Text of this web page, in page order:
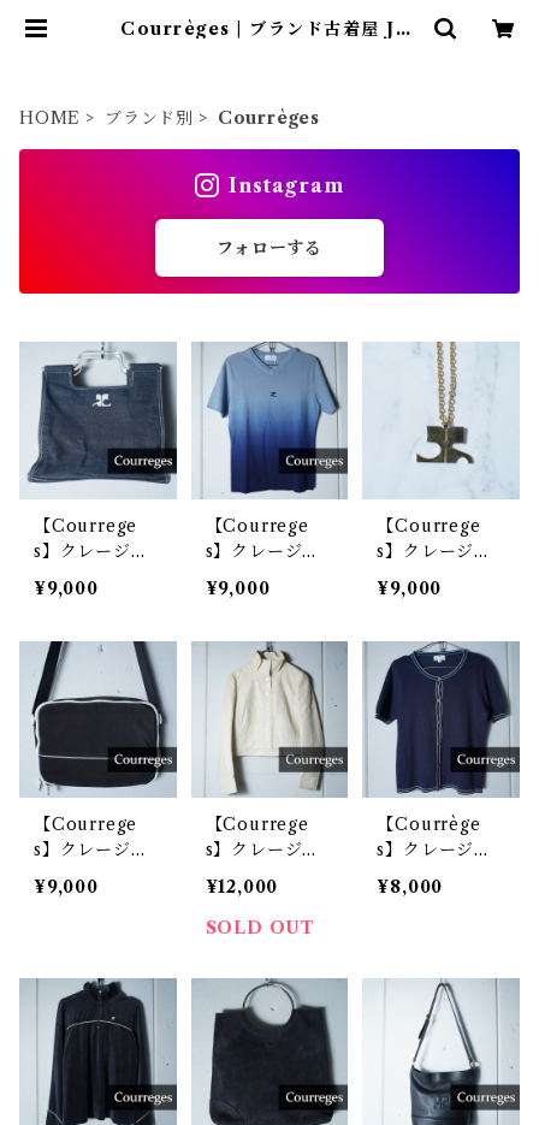
Courrèges | ブランド古着屋 Jes
HOME ブランド別 Courrèges
Instagram
フォローする
【Courrege
s】クレージュ
ロゴ入 デニム
ハンドバッグ i
¥9,000
【Courrege
s】クレージュ
ロゴ刺繡グラデ
ーションVネッ
¥9,000
【Courrege
s】クレージュ
ロゴネックレス
gold
¥9,000
【Courrege
s】クレージュ
ロゴ入りナイロ
ンショルダーバ
¥9,000
【Courrege
s】クレージュ
ロゴ入りレザー
ジャケット whi
te
¥12,000
SOLD OUT
【Courrège
s】クレージュ
ロゴボタンショ
ートスリーブニ
¥8,000